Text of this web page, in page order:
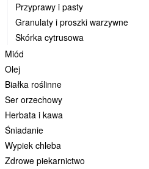
Przyprawy i pasty
Granulaty i proszki warzywne
Skórka cytrusowa
Miód
Olej
Białka roślinne
Ser orzechowy
Herbata i kawa
Śniadanie
Wypiek chleba
Zdrowe piekarnictwo